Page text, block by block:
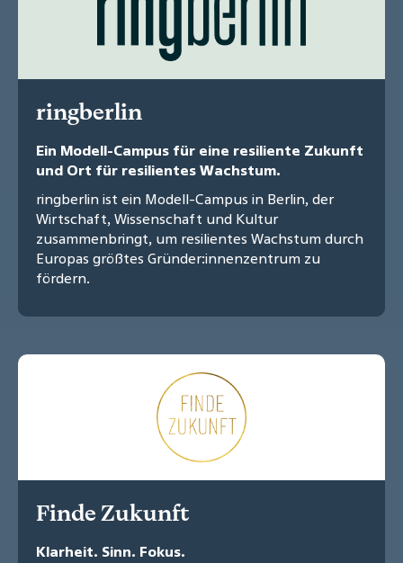
ringberlin
Ein Modell-Campus für eine resiliente Zukunft
und Ort für resilientes Wachstum.
ringberlin ist ein Modell-Campus in Berlin, der
Wirtschaft, Wissenschaft und Kultur
zusammenbringt, um resilientes Wachstum durch
Europas größtes Gründer:innenzentrum zu
fördern.
Finde Zukunft
Klarheit. Sinn. Fokus.